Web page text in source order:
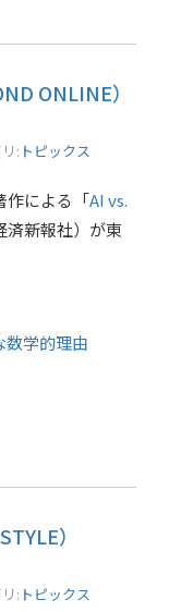
ONLINE）
: トピックス
作による「AI vs.
済新報社）が東
数学的理由
）
: トピックス